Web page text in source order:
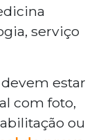
serviço
estar
com foto,
ou